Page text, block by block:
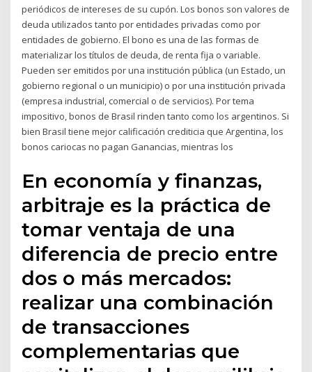
periódicos de intereses de su cupón. Los bonos son valores de
deuda utilizados tanto por entidades privadas como por
entidades de gobierno. El bono es una de las formas de
materializar los títulos de deuda, de renta fija o variable.
Pueden ser emitidos por una institución pública (un Estado, un
gobierno regional o un municipio) o por una institución privada
(empresa industrial, comercial o de servicios). Por tema
impositivo, bonos de Brasil rinden tanto como los argentinos. Si
bien Brasil tiene mejor calificación crediticia que Argentina, los
bonos cariocas no pagan Ganancias, mientras los
En economía y finanzas,
arbitraje es la práctica de
tomar ventaja de una
diferencia de precio entre
dos o más mercados:
realizar una combinación
de transacciones
complementarias que